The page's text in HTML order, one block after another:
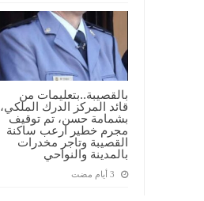
بالقصيبة..بتعليمات من
قائد المركز الدرك الملكي،
بشمامة حسن، تم توقيف
مجرم خطير ارعب ساكنة
القصيبة وتاجر مخدرات
بالمدينة والنواحي